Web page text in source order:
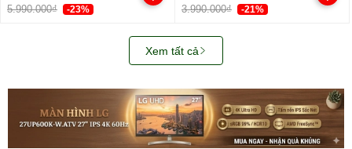
5.990.000₫ -23% 3.990.000₫ -21%
Xem tất cả